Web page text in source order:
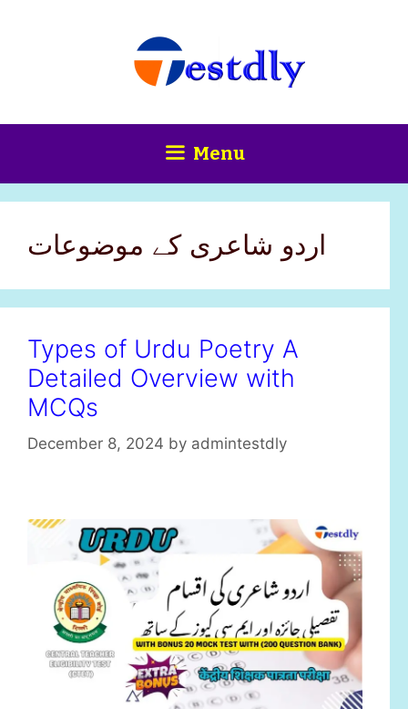
Menu
اردو شاعری کے موضوعات
Types of Urdu Poetry A
Detailed Overview with
MCQs
December 8, 2024 by admintestdly